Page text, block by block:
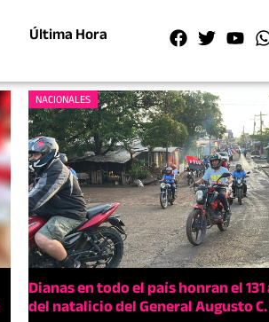
Última Hora
NACIONALES
Dianas en todo el país honran el
del natalicio del General Augusto